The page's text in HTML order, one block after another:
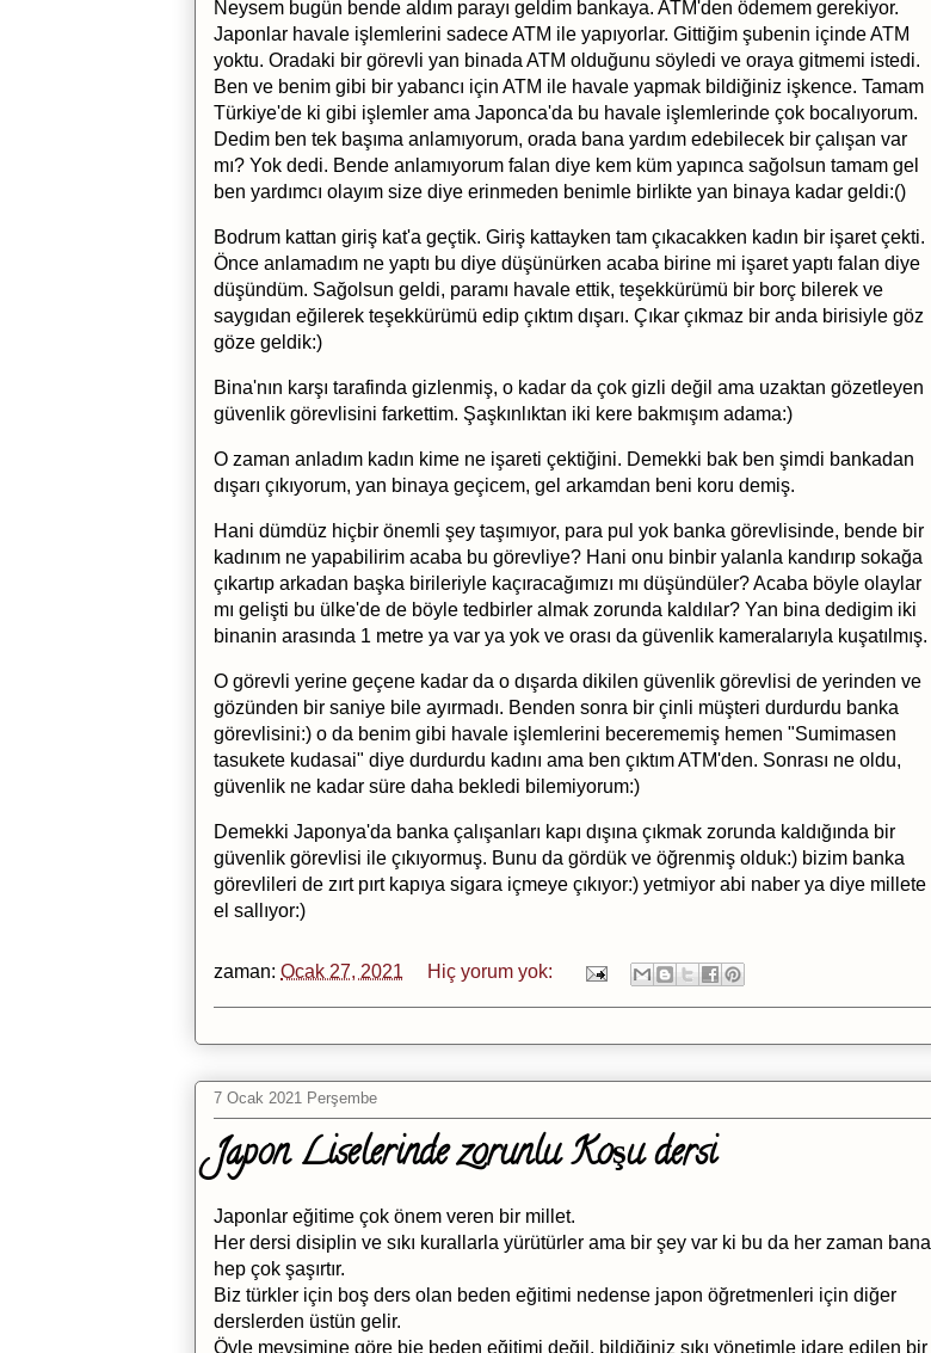
Neysem bugün bende aldım parayı geldim bankaya. ATM'den ödemem gerekiyor.
Japonlar havale işlemlerini sadece ATM ile yapıyorlar. Gittiğim şubenin içinde ATM
yoktu. Oradaki bir görevli yan binada ATM olduğunu söyledi ve oraya gitmemi istedi.
Ben ve benim gibi bir yabancı için ATM ile havale yapmak bildiğiniz işkence. Tamam
Türkiye'de ki gibi işlemler ama Japonca'da bu havale işlemlerinde çok bocalıyorum.
Dedim ben tek başıma anlamıyorum, orada bana yardım edebilecek bir çalışan var
mı? Yok dedi. Bende anlamıyorum falan diye kem küm yapınca sağolsun tamam gel
ben yardımcı olayım size diye erinmeden benimle birlikte yan binaya kadar geldi:()
Bodrum kattan giriş kat'a geçtik. Giriş kattayken tam çıkacakken kadın bir işaret çekti.
Önce anlamadım ne yaptı bu diye düşünürken acaba birine mi işaret yaptı falan diye
düşündüm. Sağolsun geldi, paramı havale ettik, teşekkürümü bir borç bilerek ve
saygıdan eğilerek teşekkürümü edip çıktım dışarı. Çıkar çıkmaz bir anda birisiyle göz
göze geldik:)
Bina'nın karşı tarafinda gizlenmiş, o kadar da çok gizli değil ama uzaktan gözetleyen
güvenlik görevlisini farkettim. Şaşkınlıktan iki kere bakmışım adama:)
O zaman anladım kadın kime ne işareti çektiğini. Demekki bak ben şimdi bankadan
dışarı çıkıyorum, yan binaya geçicem, gel arkamdan beni koru demiş.
Hani dümdüz hiçbir önemli şey taşımıyor, para pul yok banka görevlisinde, bende bir
kadınım ne yapabilirim acaba bu görevliye? Hani onu binbir yalanla kandırıp sokağa
çıkartıp arkadan başka birileriyle kaçıracağımızı mı düşündüler? Acaba böyle olaylar
mı gelişti bu ülke'de de böyle tedbirler almak zorunda kaldılar? Yan bina dedigim iki
binanin arasında 1 metre ya var ya yok ve orası da güvenlik kameralarıyla kuşatılmış.
O görevli yerine geçene kadar da o dışarda dikilen güvenlik görevlisi de yerinden ve
gözünden bir saniye bile ayırmadı. Benden sonra bir çinli müşteri durdurdu banka
görevlisini:) o da benim gibi havale işlemlerini becerememiş hemen "Sumimasen
tasukete kudasai" diye durdurdu kadını ama ben çıktım ATM'den. Sonrası ne oldu,
güvenlik ne kadar süre daha bekledi bilemiyorum:)
Demekki Japonya'da banka çalışanları kapı dışına çıkmak zorunda kaldığında bir
güvenlik görevlisi ile çıkıyormuş. Bunu da gördük ve öğrenmiş olduk:) bizim banka
görevlileri de zırt pırt kapıya sigara içmeye çıkıyor:) yetmiyor abi naber ya diye millete
el sallıyor:)
zaman: Ocak 27, 2021 Hiç yorum yok:
7 Ocak 2021 Perşembe
Japon Liselerinde zorunlu Koşu dersi
Japonlar eğitime çok önem veren bir millet.
Her dersi disiplin ve sıkı kurallarla yürütürler ama bir şey var ki bu da her zaman bana
hep çok şaşırtır.
Biz türkler için boş ders olan beden eğitimi nedense japon öğretmenleri için diğer
derslerden üstün gelir.
Öyle mevsimine göre bie beden eğitimi değil, bildiğiniz sıkı yönetimle idare edilen bir